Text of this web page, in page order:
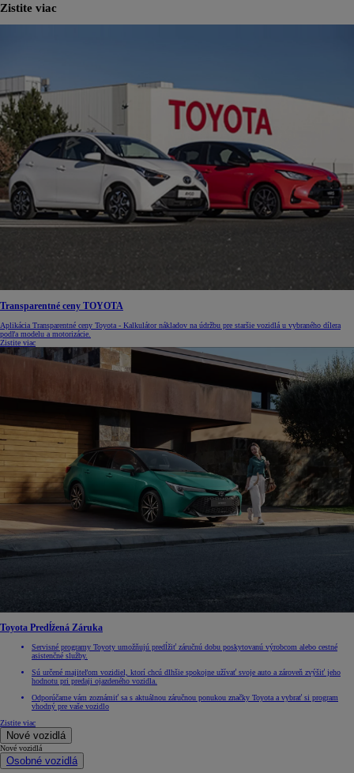
Zistite viac
Transparentné ceny TOYOTA
Aplikácia Transparentné ceny Toyota - Kalkulátor nákladov na údržbu pre staršie vozidlá u vybraného dílera
podľa modelu a motorizácie.
Zistite viac
Toyota Predĺžená Záruka
Servisné programy Toyoty umožňujú predĺžiť záručnú dobu poskytovanú výrobcom alebo cestné
asistenčné služby.
Sú určené majiteľom vozidiel, ktorí chcú dlhšie spokojne užívať svoje auto a zároveň zvýšiť jeho
hodnotu pri predaji ojazdeného vozidla.
Odporúčame vám zoznámiť sa s aktuálnou záručnou ponukou značky Toyota a vybrať si program
vhodný pre vaše vozidlo
Zistite viac
Nové vozidlá
Nové vozidlá
Osobné vozidlá